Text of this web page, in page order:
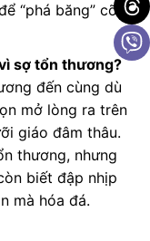
“phá băng” cõi
sợ tổn thương?
đến cùng dù
mở lòng ra trên
giáo đâm thâu.
thương, nhưng
biết đập nhịp
mà hóa đá.